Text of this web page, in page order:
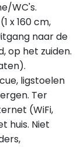
WC's.
x 160 cm,
naar de
op het zuiden.
ligstoelen
Ter
(WiFi,
huis. Niet